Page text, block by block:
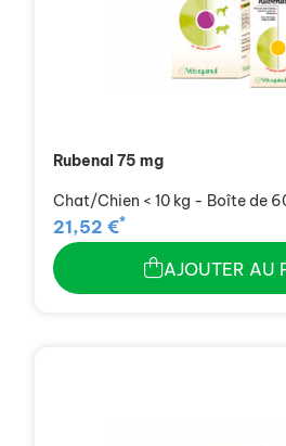
Rubenal 75 mg
Chat/Chien < 10 kg - Boîte de
21,52 €*
AJOUTER AU